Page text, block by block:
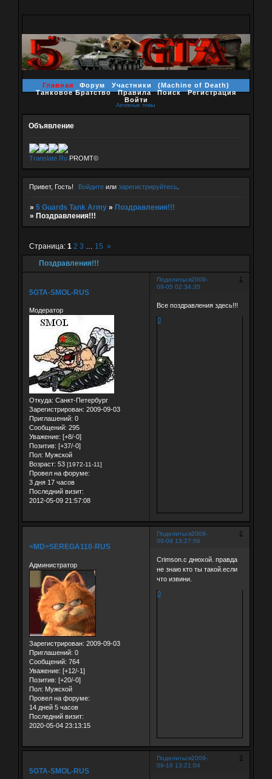
Главная Форум Участники
(Machine of Death)
Танковое Братство
Правила Поиск
Регистрация
Войти
Активные темы
Объявление
Translate.RuPROMT©
Привет, Гость! Войдите илизарегистрируйтесь
» 5 Guards Tank Army » Поздравления!!!
» Поздравления!!!
Поздравления!!!
Страница: 1 2 3 … 15 »
Поделиться 1
2009-
09-05 02:34:35
5GTA-SMOL-RUS
Модератор
Откуда: Санкт-Петербург
Зарегистрирован: 2009-09-03
Приглашений: 0
Сообщений: 295
Уважение: [+8/-0]
Позитив: [+37/-0]
Пол: Мужской
Возраст: 53 [1972-11-11]
Провел на форуме:
3 дня 17 часов
Последний визит:
2012-05-09 21:57:08
Все поздравления здесь!!!
0
Поделиться 2
2009-
09-09 13:27:56
<MD>SEREGA110-RUS
Администратор
Зарегистрирован: 2009-09-03
Приглашений: 0
Сообщений: 764
Уважение: [+12/-1]
Позитив: [+20/-0]
Пол: Мужской
Провел на форуме:
14 дней 5 часов
Последний визит:
2020-05-04 23:13:15
Crimson.с днюхой. правда
не знаю кто ты такой.если
что извини.
0
Поделиться 3
2009-
09-16 13:21:04
5GTA-SMOL-RUS